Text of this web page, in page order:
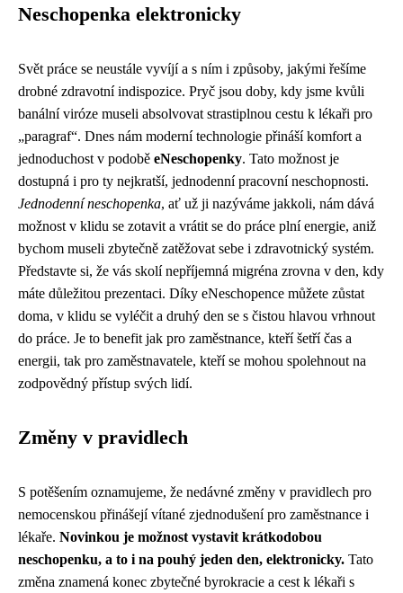
Neschopenka elektronicky
Svět práce se neustále vyvíjí a s ním i způsoby, jakými řešíme
drobné zdravotní indispozice. Pryč jsou doby, kdy jsme kvůli
banální viróze museli absolvovat strastiplnou cestu k lékaři pro
„paragraf“. Dnes nám moderní technologie přináší komfort a
jednoduchost v podobě eNeschopenky. Tato možnost je
dostupná i pro ty nejkratší, jednodenní pracovní neschopnosti.
Jednodenní neschopenka, ať už ji nazýváme jakkoli, nám dává
možnost v klidu se zotavit a vrátit se do práce plní energie, aniž
bychom museli zbytečně zatěžovat sebe i zdravotnický systém.
Představte si, že vás skolí nepříjemná migréna zrovna v den, kdy
máte důležitou prezentaci. Díky eNeschopence můžete zůstat
doma, v klidu se vyléčit a druhý den se s čistou hlavou vrhnout
do práce. Je to benefit jak pro zaměstnance, kteří šetří čas a
energii, tak pro zaměstnavatele, kteří se mohou spolehnout na
zodpovědný přístup svých lidí.
Změny v pravidlech
S potěšením oznamujeme, že nedávné změny v pravidlech pro
nemocenskou přinášejí vítané zjednodušení pro zaměstnance i
lékaře. Novinkou je možnost vystavit krátkodobou
neschopenku, a to i na pouhý jeden den, elektronicky. Tato
změna znamená konec zbytečné byrokracie a cest k lékaři s